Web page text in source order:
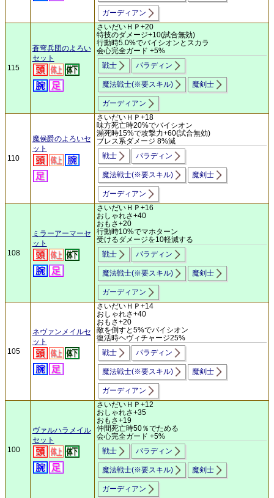
ガーディアン
115
蒼穹兵団のよろい
セット
さいだいＨＰ+20
特技のダメージ+10(試合無効)
行動時5.0%でバイシオンとスカラ
会心完全ガード +5%
戦士
パラディン
魔法戦士(※要スキル) 魔剣士
ガーディアン
110
魔侯爵のよろいセ
ット
さいだいＨＰ+18
味方死亡時20%でバイシオン
瀕死時15%で攻撃力+60(試合無効)
ブレス系ダメージ 8%減
戦士
パラディン
魔法戦士(※要スキル) 魔剣士
ガーディアン
108
ミラーアーマーセ
ット
さいだいＨＰ+16
おしゃれさ+40
おもさ+20
行動時10%でマホターン
受けるダメージを10軽減する
戦士
パラディン
魔法戦士(※要スキル) 魔剣士
ガーディアン
105
ネヴァンメイルセ
ット
さいだいＨＰ+14
おしゃれさ+40
おもさ+20
敵を倒すと5%でバイシオン
復活時ヘヴィチャージ25%
戦士
パラディン
魔法戦士(※要スキル) 魔剣士
ガーディアン
100
ヴァルハラメイル
セット
さいだいＨＰ+12
おしゃれさ+35
おもさ+19
仲間死亡時50％でためる
会心完全ガード +5%
戦士
パラディン
魔法戦士(※要スキル) 魔剣士
ガーディアン